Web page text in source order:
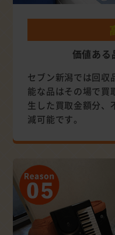
価値ある
セブン新潟では回収
能な品はその場で買
生した買取金額分、
減可能です。